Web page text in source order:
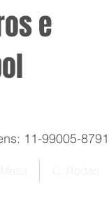
e
99005-8791